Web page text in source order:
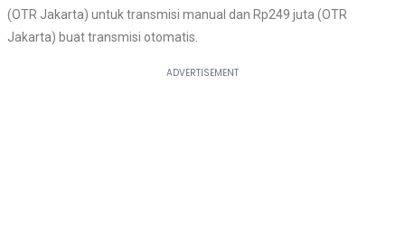
(OTR Jakarta) untuk transmisi manual dan Rp249 juta (OTR
Jakarta) buat transmisi otomatis.